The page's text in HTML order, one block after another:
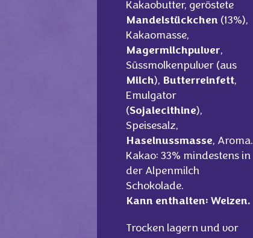
Kakaobutter, geröstete
Mandelstückchen (13%),
Kakaomasse,
Magermilchpulver,
Süssmolkenpulver (aus
Milch), Butterreinfett,
Emulgator
(Sojalecithine),
Speisesalz,
Haselnussmasse, Aroma.
Kakao: 33% mindestens in
der Alpenmilch
Schokolade.
Kann enthalten: Weizen.
Trocken lagern und vor